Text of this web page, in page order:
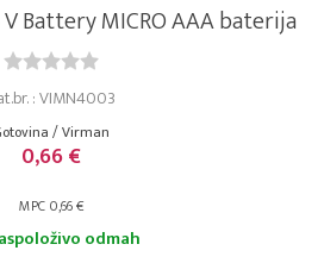
Battery MICRO AAA baterija
: VIMN4003
/ Virman
0,66 €
MPC 0,66 €
odmah